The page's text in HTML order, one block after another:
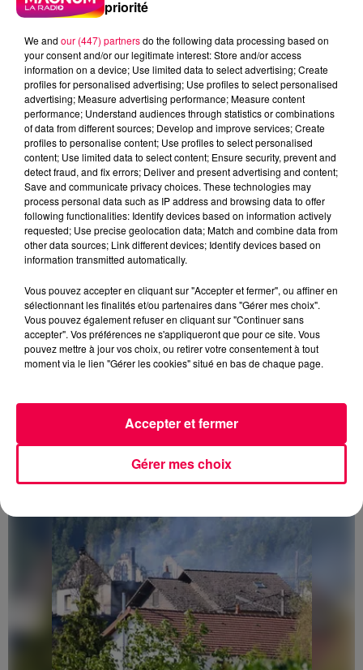
5 août 2026
Des assiettes Linvosges rappelées pour
excès de plomb
Du plomb a été détecté dans deux assiettes en
céramique vendues entre 2020 et 2022 par Linvosges.
PRÉVIFEUX : "il faut avoir une culture du risque"
dans les Vosges
priorité
We and our (447) partnersdo the following data processing based on
your consent and/or our legitimate interest: Store and/or access
information on a device; Use limited data to select advertising; Create
profiles for personalised advertising; Use profiles to select personalised
advertising; Measure advertising performance; Measure content
performance; Understand audiences through statistics or combinations
of data from different sources; Develop and improve services; Create
profiles to personalise content; Use profiles to select personalised
content; Use limited data to select content; Ensure security, prevent and
detect fraud, and fix errors; Deliver and present advertising and content;
Save and communicate privacy choices. These technologies may
process personal data such as IP address and browsing data to offer
following functionalities: Identify devices based on information actively
requested; Use precise geolocation data; Match and combine data from
other data sources; Link different devices; Identify devices based on
information transmitted automatically.
Vous pouvez accepter en cliquant sur "Accepter et fermer", ou affiner en
sélectionnant les finalités et/ou partenaires dans "Gérer mes choix".
Vous pouvez également refuser en cliquant sur "Continuer sans
accepter". Vos préférences ne s'appliqueront que pour ce site. Vous
pouvez mettre à jour vos choix, ou retirer votre consentement à tout
moment via le lien "Gérer les cookies" situé en bas de chaque page.
Gérer mes choix
Accepter et fermer